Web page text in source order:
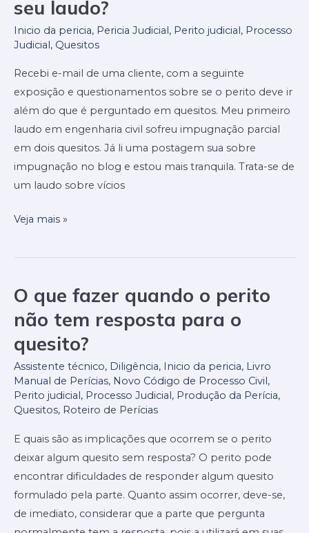
seu laudo?
Inicio da pericia, Pericia Judicial, Perito judicial, Processo
Judicial, Quesitos
Recebi e-mail de uma cliente, com a seguinte
exposição e questionamentos sobre se o perito deve ir
além do que é perguntado em quesitos. Meu primeiro
laudo em engenharia civil sofreu impugnação parcial
em dois quesitos. Já li uma postagem sua sobre
impugnação no blog e estou mais tranquila. Trata-se de
um laudo sobre vícios
além
do
que
é
perguntado
em
quesitos,
seu
laudo?
Veja mais »
O que fazer quando o perito
não tem resposta para o
quesito?
Assistente técnico, Diligência, Inicio da pericia, Livro
Manual de Perícias, Novo Código de Processo Civil,
Perito judicial, Processo Judicial, Produção da Perícia,
Quesitos, Roteiro de Perícias
E quais são as implicações que ocorrem se o perito
deixar algum quesito sem resposta? O perito pode
encontrar dificuldades de responder algum quesito
formulado pela parte. Quanto assim ocorrer, deve-se,
de imediato, considerar que a parte que pergunta
O
que
fazer
quando
o
perito
não
resposta
para
o
quesito?